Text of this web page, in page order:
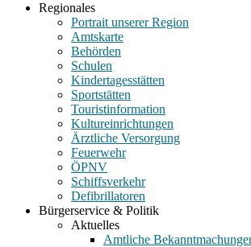
Regionales
Portrait unserer Region
Amtskarte
Behörden
Schulen
Kindertagesstätten
Sportstätten
Touristinformation
Kultureinrichtungen
Ärztliche Versorgung
Feuerwehr
ÖPNV
Schiffsverkehr
Defibrillatoren
Bürgerservice & Politik
Aktuelles
Amtliche